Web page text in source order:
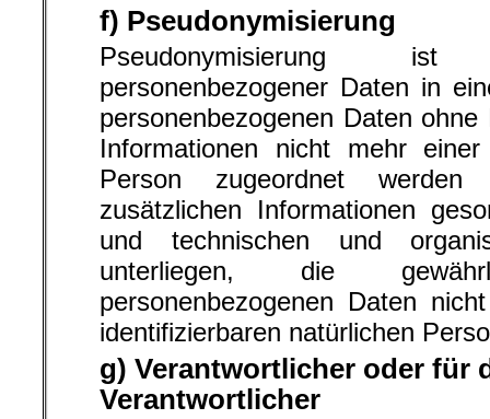
f) Pseudonymisierung
Pseudonymisierung
personenbezogener Daten in
personenbezogenen Daten
Informationen nicht mehr
Person zugeordnet
zusätzlichen Informationen
und technischen und
unterliegen, die
personenbezogenen Daten
identifizierbaren natürlichen
g) Verantwortlicher oder für
Verantwortlicher